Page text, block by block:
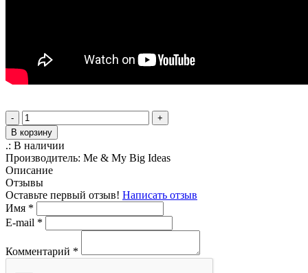
-
+
В корзину
.: В наличии
Производитель: Me & My Big Ideas
Описание
Отзывы
Оставьте первый отзыв! Написать отзыв
Имя *
E-mail *
Комментарий *